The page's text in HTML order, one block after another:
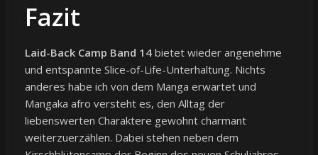
Fazit
Laid-Back Camp Band 14bietet wieder angenehme
und entspannte Slice-of-Life-Unterhaltung. Nichts
anderes habe ich von dem Manga erwartet und
Mangaka afro versteht es, den Alltag der
liebenswerten Charaktere gewohnt charmant
weiterzuerzählen. Dabei stehen neben dem